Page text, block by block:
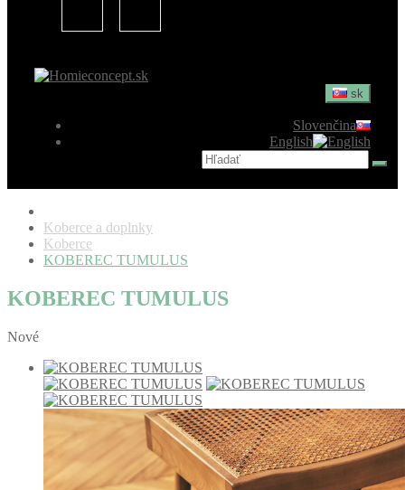
sk
Slovenčina
English
Koberce a doplnky
Koberce
KOBEREC TUMULUS
KOBEREC TUMULUS
Nové